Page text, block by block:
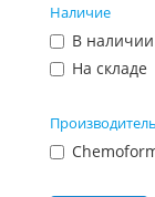
Наличие
В наличии
На складе
Производитель